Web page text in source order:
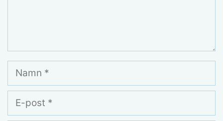
Namn
E-
post